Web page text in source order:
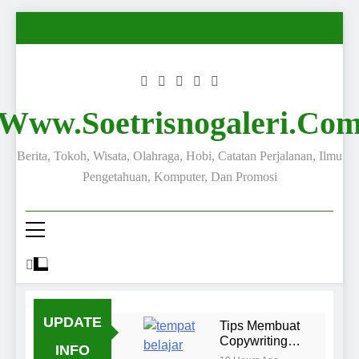
Berita, Tokoh, Wisata, Olahraga, Hobi, Catatan Perjalanan, Ilmu
Pengetahuan, Komputer, Dan Promosi
UPDATE
INFO
Tips Membuat
Copywriting
yang Menarik